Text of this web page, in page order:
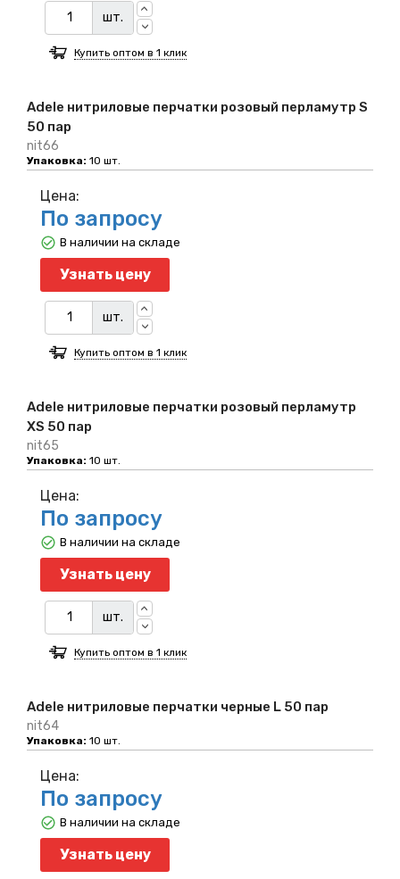
Adele нитриловые перчатки розовый перламутр S
50 пар
nit66
Упаковка: 10 шт.
шт.
Купить оптом в 1 клик
Adele нитриловые перчатки розовый перламутр
XS 50 пар
nit65
Упаковка: 10 шт.
Цена:
По запросу
Узнать цену
шт.
В наличии на складе
Купить оптом в 1 клик
Adele нитриловые перчатки черные L 50 пар
nit64
Упаковка: 10 шт.
Цена:
По запросу
Узнать цену
шт.
В наличии на складе
Купить оптом в 1 клик
Цена:
По запросу
Узнать цену
В наличии на складе